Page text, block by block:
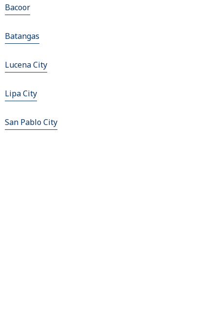
Bacoor
Batangas
Lucena City
Lipa City
San Pablo City